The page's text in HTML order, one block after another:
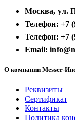
Москва, ул.
Телефон: +7
Телефон: +7
Email:
О компании Messer-
Реквизиты
Сертификат
Контакты
Политика